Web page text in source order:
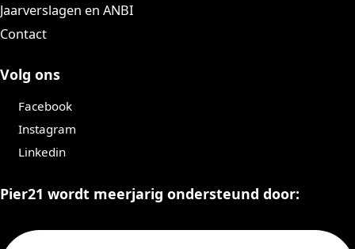
Jaarverslagen en ANBI
Contact
Volg ons
Facebook
Instagram
Linkedin
Pier21 wordt meerjarig ondersteund door: